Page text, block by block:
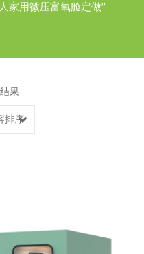
家用微压富氧舱定做”
果
排序